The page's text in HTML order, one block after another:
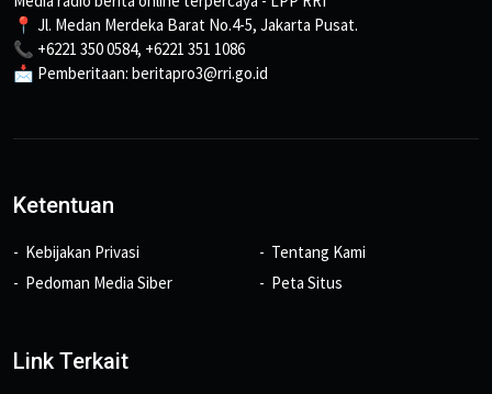
📍 Jl. Medan Merdeka Barat No.4-5, Jakarta Pusat.
📞 +6221 350 0584, +6221 351 1086
📩 Pemberitaan: beritapro3@rri.go.id
Ketentuan
Kebijakan Privasi
Pedoman Media Siber
Tentang Kami
Peta Situs
Link Terkait